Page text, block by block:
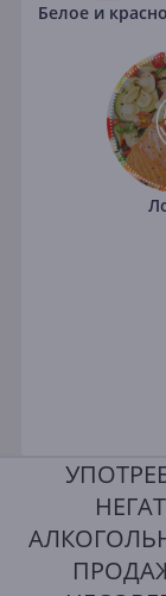
Белое и